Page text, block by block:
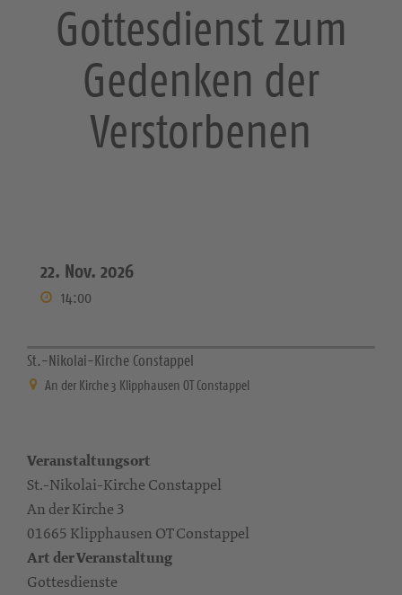
Gottesdienst zum
Gedenken der
Verstorbenen
22. Nov. 2026
14:00
St.-Nikolai-Kirche Constappel
An der Kirche 3 Klipphausen OT Constappel
Veranstaltungsort
St.-Nikolai-Kirche Constappel
An der Kirche 3
01665 Klipphausen OT Constappel
Art der Veranstaltung
Gottesdienste